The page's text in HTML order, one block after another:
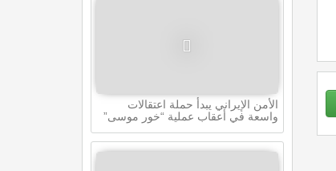
الأمن الإيراني يبدأ حملة اعتقالات
واسعة في أعقاب عملية “خور موسى”